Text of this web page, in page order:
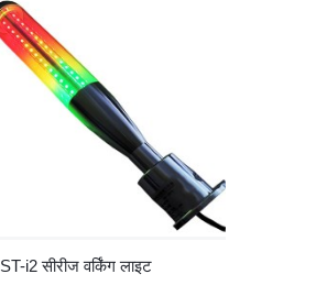
ST-i2 सीरीज वर्किंग लाइट